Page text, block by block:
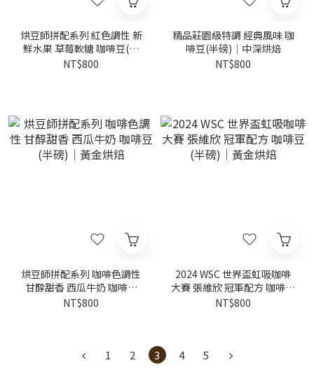
烘豆師拼配系列 紅色調性 新
鮮水果 草莓軟糖 咖啡豆(半
磅)｜白金烘焙
NT$800
精品莊園級特調 經典風味 咖
啡豆(半磅)｜中深烘焙
NT$800
烘豆師拼配系列 咖啡色調性
甘醇甜香 西瓜牛奶 咖啡豆
(半磅)｜黃金烘焙
NT$800
2024 WSC 世界盃虹吸咖啡
大賽 張維欣 冠軍配方 咖啡豆
(半磅)｜黃金烘焙
NT$800
1 2 3 4 5